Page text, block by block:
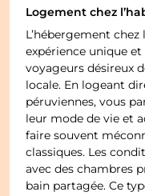
Logement chez
L’hébergement
expérience unique
voyageurs désireux
locale. En logeant
péruviennes, vous
leur mode de vie et
faire souvent
classiques. Les
avec des chambres
bain partagée. Ce